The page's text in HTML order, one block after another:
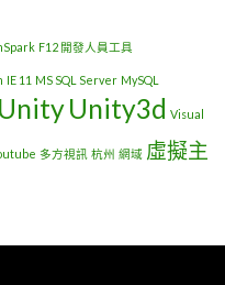
F12 開發人員工具
IE 11 MS SQL Server MySQL
UnityUnity3d Visual
多方視訊 杭州 網域 虛擬主